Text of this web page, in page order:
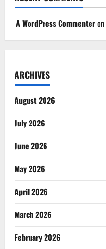
A WordPress Commenteron
ARCHIVES
August 2026
July 2026
June 2026
May 2026
April 2026
March 2026
February 2026